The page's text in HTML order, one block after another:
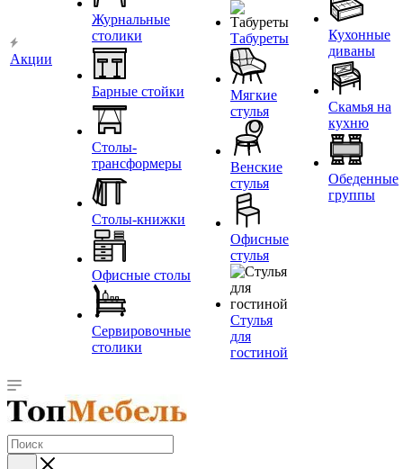
Акции
Журнальные
столики
Барные стойки
Столы-
трансформеры
Столы-книжки
Офисные столы
Сервировочные
столики
Табуреты
Мягкие
стулья
Венские
стулья
Офисные
стулья
Стулья
для
гостиной
Кухонные
диваны
Скамья на
кухню
Обеденные
группы